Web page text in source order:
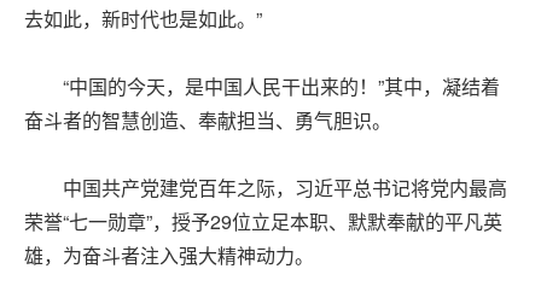
去如此，新时代也是如此。”
“中国的今天，是中国人民干出来的！”其中，凝结着
奋斗者的智慧创造、奉献担当、勇气胆识。
中国共产党建党百年之际，习近平总书记将党内最高
荣誉“七一勋章”，授予29位立足本职、默默奉献的平凡英
雄，为奋斗者注入强大精神动力。